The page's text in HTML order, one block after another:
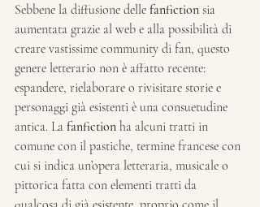
Sebbene la diffusione delle fanfiction sia
aumentata grazie al web e alla possibilità di
creare vastissime community di fan, questo
genere letterario non è affatto recente:
espandere, rielaborare o rivisitare storie e
personaggi già esistenti è una consuetudine
antica. La fanfiction ha alcuni tratti in
comune con il pastiche, termine francese con
cui si indica un’opera letteraria, musicale o
pittorica fatta con elementi tratti da